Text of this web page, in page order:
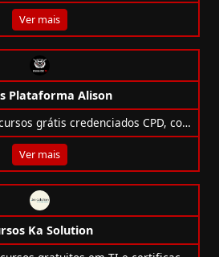
Ver mais
Plataforma Alison
Plataforma global de cursos grátis credenciados CPD, com 5.500+ opções em TI, certificações pagas e 45 milhões de alunos.
Ver mais
Ka Solution